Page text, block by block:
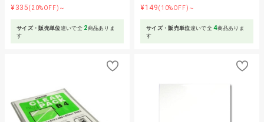
¥335(20%OFF)～
サイズ・販売単位違いで全 2商品ありま
す
¥149(10%OFF)～
サイズ・販売単位違いで全4商品ありま
す